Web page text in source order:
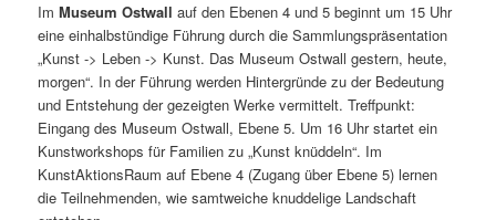
ImMuseum Ostwall auf den Ebenen 4 und 5 beginnt um 15 Uhr
eine einhalbstündige Führung durch die Sammlungspräsentation
„Kunst -> Leben -> Kunst. Das Museum Ostwall gestern, heute,
morgen“. In der Führung werden Hintergründe zu der Bedeutung
und Entstehung der gezeigten Werke vermittelt. Treffpunkt:
Eingang des Museum Ostwall, Ebene 5. Um 16 Uhr startet ein
Kunstworkshops für Familien zu „Kunst knüddeln“. Im
KunstAktionsRaum auf Ebene 4 (Zugang über Ebene 5) lernen
die Teilnehmenden, wie samtweiche knuddelige Landschaft